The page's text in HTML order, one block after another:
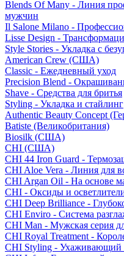
Blends Of Many - Линия
мужчин
Il Salone Milano -
Lisse Design -
Style Stories - Укладка с
American Crew (США)
Classic - Ежедневный уход
Precision Blend -
Shave - Средства для бритья
Styling - Укладка и стайлинг
Authentic Beauty Concept
Batiste (Великобритания)
Biosilk (США)
CHI (США)
CHI 44 Iron Guard -
CHI Aloe Vera - Линия для
CHI Argan Oil - На основе
CHI - Оксиды и
CHI Deep Brilliance -
CHI Enviro - Система
CHI Man - Мужская серия
CHI Royal Treatment -
CHI Styling - Ухаживающий